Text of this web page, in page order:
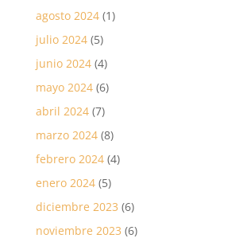
agosto 2024(1)
julio 2024(5)
junio 2024(4)
mayo 2024(6)
abril 2024(7)
marzo 2024(8)
febrero 2024(4)
enero 2024(5)
diciembre 2023 (6)
noviembre 2023 (6)